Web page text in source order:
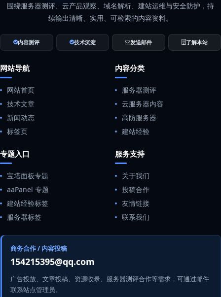
围绕服务器测评、云产品观察、域名解析、建站运维与安全防护，持
续输出清晰、实用、可检索的内容资料。
内容测评 技术沉淀 发送邮件 了解本站
网站导航
网站首页
技术文章
新闻动态
标签页
内容分类
服务器测评
云服务器内容
高防服务器
建站经验
专题入口
宝塔面板专题
aaPanel 专题
建站经验标签
服务器标签
服务支持
关于我们
投稿合作
友情链接
联系我们
商务合作 / 内容投稿
154215395@qq.com
广告投放、文章投稿、资源收录、服务器测评合作等需求，可通过邮件
联系站点管理员。